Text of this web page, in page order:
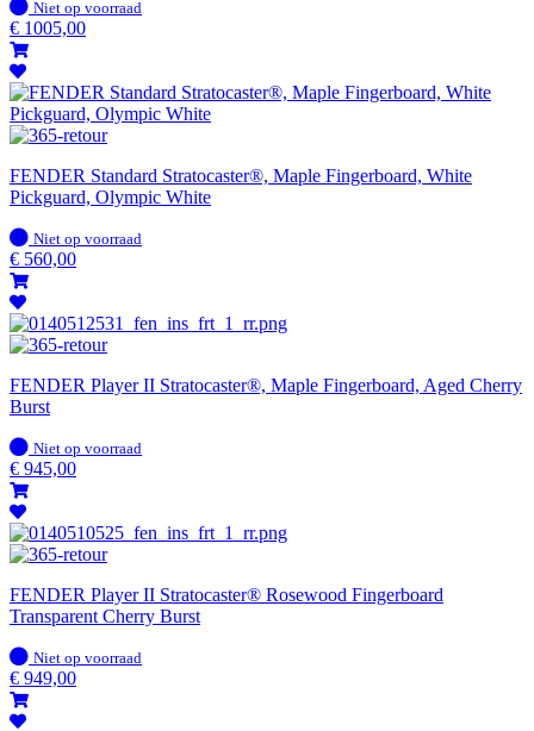
Op
voorraad
Niet op voorraad
€ 1005,00
FENDER Standard Stratocaster®, Maple Fingerboard, White
Pickguard, Olympic White
Op
voorraad
Niet op voorraad
€ 560,00
FENDER Player II Stratocaster®, Maple Fingerboard, Aged Cherry
Burst
Op
voorraad
Niet op voorraad
€ 945,00
FENDER Player II Stratocaster® Rosewood Fingerboard
Transparent Cherry Burst
Op
voorraad
Niet op voorraad
€ 949,00